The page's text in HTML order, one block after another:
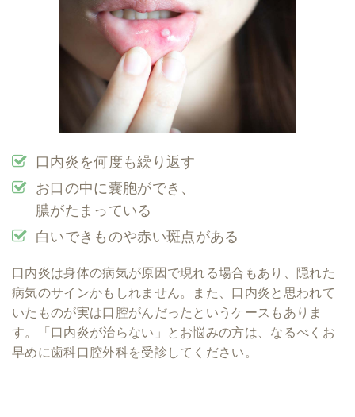
口内炎を何度も繰り返す
お口の中に嚢胞ができ、
膿がたまっている
白いできものや赤い斑点がある
口内炎は身体の病気が原因で現れる場合もあり、隠れた
病気のサインかもしれません。また、口内炎と思われて
いたものが実は口腔がんだったというケースもありま
す。「口内炎が治らない」とお悩みの方は、なるべくお
早めに歯科口腔外科を受診してください。